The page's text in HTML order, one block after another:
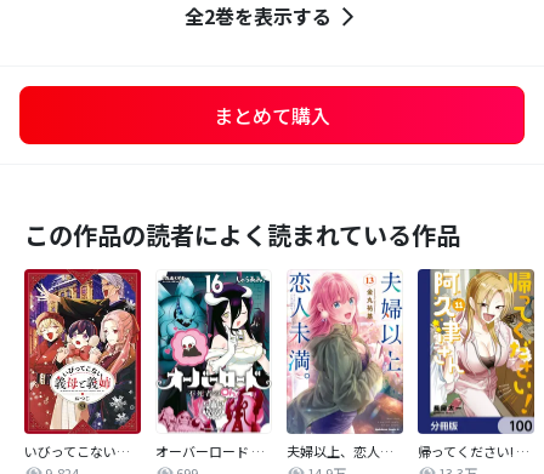
全2巻を表示する
まとめて購入
この作品の読者によく読まれている作品
いびってこない義母と義姉
オーバーロード 不死者のOh!
夫婦以上、恋人未満。【分冊版】
帰ってください! 阿久津さん【分冊版】